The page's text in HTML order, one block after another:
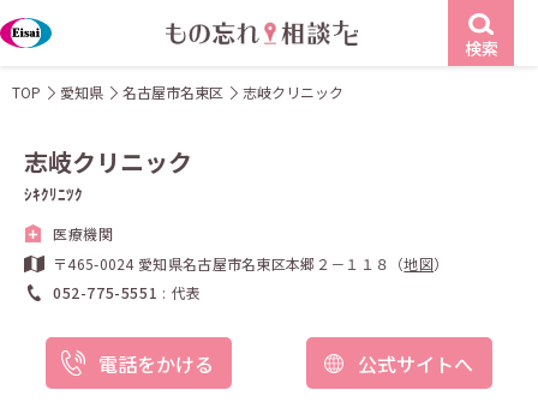
検索
TOP 愛知県 名古屋市名東区 志岐クリニック
志岐クリニック
ｼｷｸﾘﾆﾂｸ
医療機関
〒465-0024 愛知県名古屋市名東区本郷２－１１８（地図）
052-775-5551
代表
電話をかける 公式サイトへ